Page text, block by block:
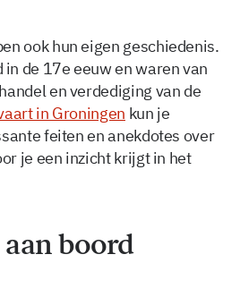
ook hun eigen geschiedenis.
de 17e eeuw en waren van
en verdediging van de
in Groningen kun je
feiten en anekdotes over
je een inzicht krijgt in het
boord